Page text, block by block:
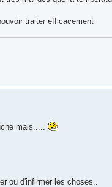
traiter efficacement
mais.....
ou d'infirmer les choses..